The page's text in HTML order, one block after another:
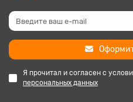
Я прочитал и согласен с
персональных данных